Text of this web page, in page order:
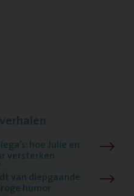
hoe Julie en
versterken
van diepgaande
humor